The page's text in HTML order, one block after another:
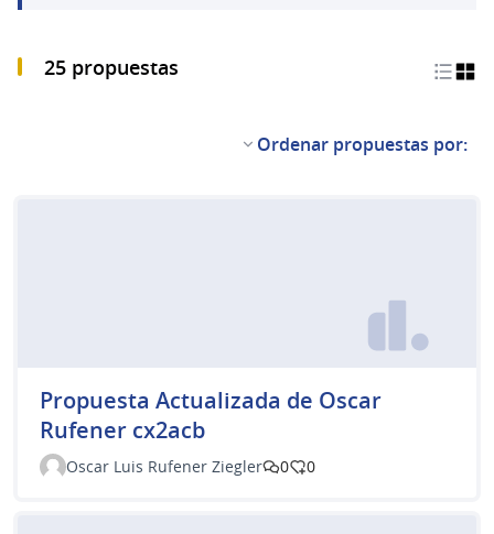
25 propuestas
Ordenar propuestas por:
Propuesta Actualizada de Oscar
Rufener cx2acb
Oscar Luis Rufener Ziegler 0 0